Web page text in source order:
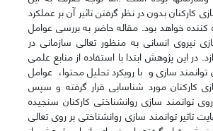
کارکنان بدون در نظر گرفتن تاثیر آن بر عملکرد
کننده خواهد بود. مقاله حاضر به بررسی عوامل
نیروی انسانی به منظور تعالی سازمانی در
در این پژوهش ابتدا با استفاده از منابع علمی
سازی و با رویکرد تحلیل محتوا، عوامل
کارکنان مورد شناسایی قرار گرفته و سپس
روی توانمند سازی روانشناختی کارکنان سنجیده
تاثیر توانمند سازی روانشناختی بر روی تعالی